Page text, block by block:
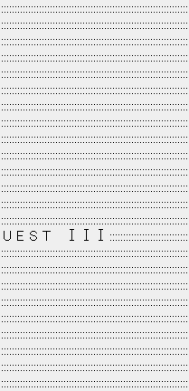
U E S T ⅠⅠⅠ